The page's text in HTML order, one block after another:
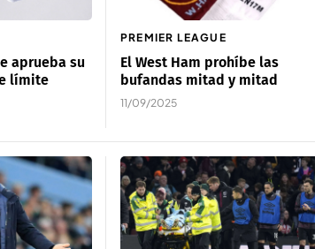
aprueba su
límite
PREMIER LEAGUE
El West Ham prohíbe las
bufandas mitad y mitad
11/09/2025